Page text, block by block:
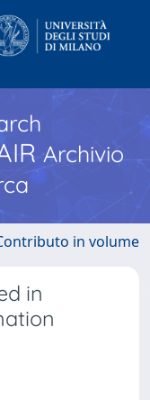
Archivio
in volume
in